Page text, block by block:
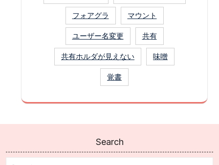
フォアグラ マウント
ユーザー名変更 共有
共有ホルダが見えない 味噌
覚書
Search